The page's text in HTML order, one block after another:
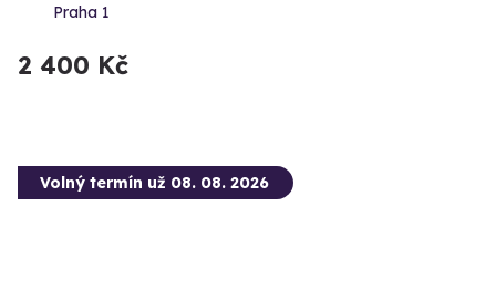
Praha 1
2 400 Kč
Volný termín už 08. 08. 2026